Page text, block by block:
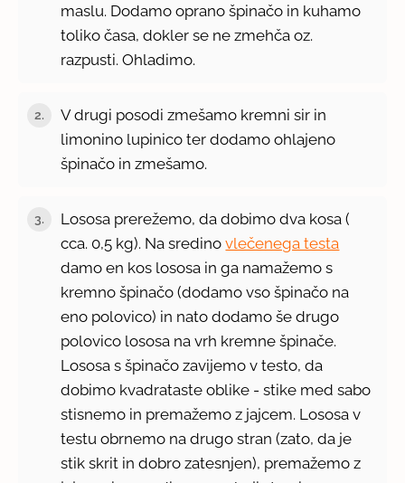
maslu. Dodamo oprano špinačo in kuhamo
toliko časa, dokler se ne zmehča oz.
razpusti. Ohladimo.
2.
V drugi posodi zmešamo kremni sir in
limonino lupinico ter dodamo ohlajeno
špinačo in zmešamo.
3.
Lososa prerežemo, da dobimo dva kosa (
cca. 0,5 kg). Na sredinovlečenega testa
damo en kos lososa in ga namažemo s
kremno špinačo (dodamo vso špinačo na
eno polovico) in nato dodamo še drugo
polovico lososa na vrh kremne špinače.
Lososa s špinačo zavijemo v testo, da
dobimo kvadrataste oblike - stike med sabo
stisnemo in premažemo z jajcem. Lososa v
testu obrnemo na drugo stran (zato, da je
stik skrit in dobro zatesnjen), premažemo z